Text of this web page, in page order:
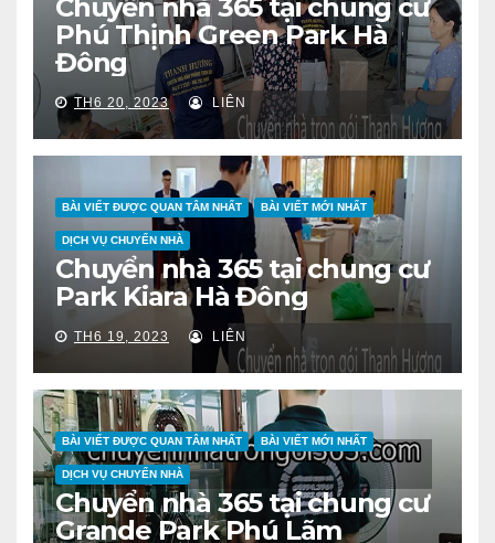
Chuyển nhà 365 tại chung cư
Phú Thịnh Green Park Hà
Đông
TH6 20, 2023 LIÊN
BÀI VIẾT ĐƯỢC QUAN TÂM NHẤT BÀI VIẾT MỚI NHẤT
DỊCH VỤ CHUYỂN NHÀ
Chuyển nhà 365 tại chung cư
Park Kiara Hà Đông
TH6 19, 2023 LIÊN
BÀI VIẾT ĐƯỢC QUAN TÂM NHẤT BÀI VIẾT MỚI NHẤT
DỊCH VỤ CHUYỂN NHÀ
Chuyển nhà 365 tại chung cư
Grande Park Phú Lãm